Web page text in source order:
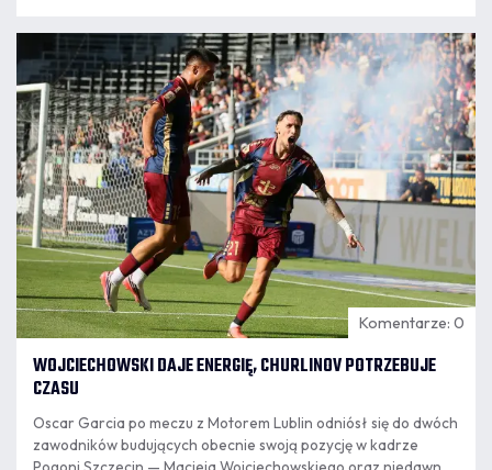
Nsame oraz Filip Cuić. Trener Oscar Garcia wyjaśnił, że wybór
był podyktowany konkretnym planem na rywala, a nie
hierarchią w kadrze.
09.08
7:35
Komentarze: 0
WOJCIECHOWSKI DAJE ENERGIĘ, CHURLINOV POTRZEBUJE
CZASU
Oscar Garcia po meczu z Motorem Lublin odniósł się do dwóch
zawodników budujących obecnie swoją pozycję w kadrze